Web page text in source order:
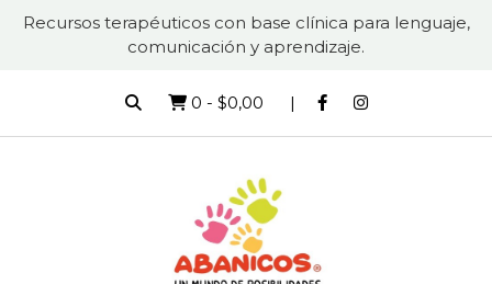
Recursos terapéuticos con base clínica para lenguaje,
comunicación y aprendizaje.
0 - $0,00